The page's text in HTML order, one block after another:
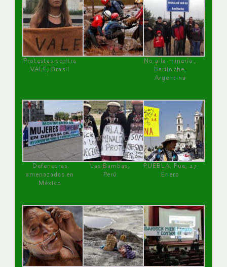
Protestas contra
VALE, Brasil
No a la minería ,
Bariloche,
Argentina
Defensoras
amenazadas en
México
Las Bambas,
Perú
PUEBLA, Pue, 27
Enero